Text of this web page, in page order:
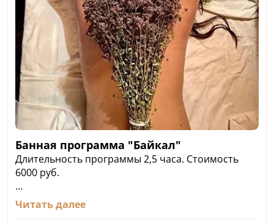
Банная программа "Байкал"
Длительность программы 2,5 часа. Стоимость
6000 руб.
- термальный прогрев в русской бане и бассейн.
Читать далее